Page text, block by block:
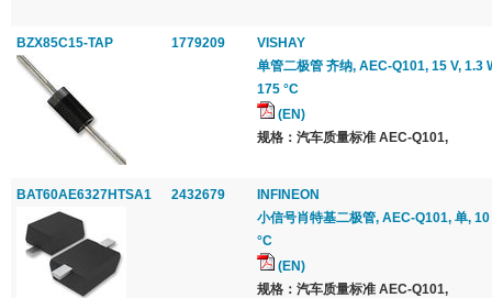
BZX85C15-TAP 1779209
VISHAY
单管二极管 齐纳, AEC-Q101, 15 V, 1.3
175 °C
(EN)
规格：汽车质量标准 AEC-Q101,
BAT60AE6327HTSA1 2432679
INFINEON
小信号肖特基二极管, AEC-Q101, 单,
°C
(EN)
规格：汽车质量标准 AEC-Q101,